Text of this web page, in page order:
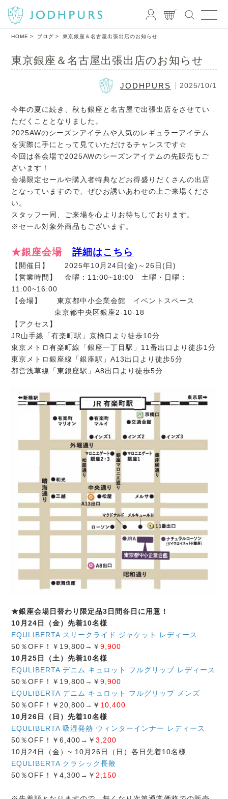
HOME ブログ 東京銀座＆名古屋出張出店のお知らせ
東京銀座＆名古屋出張出店のお知らせ
JODHPURS 2025/10/1
今年の夏に続き、秋も銀座と名古屋で出張出店をさせてい
ただくこととなりました。
2025AWのシーズンアイテムや人気のレギュラーアイテム
を実際に手にとって見ていただけるチャンスです☆
今回は各会場で2025AWのシーズンアイテムの先販売もご
ざいます！
会場限定セールや購入者特典などお得盛りだくさんの出店
となっていますので、ぜひお誘いあわせの上ご来場くださ
い。
スタッフ一同、ご来場を心よりお待ちしております。
※セール対象外商品もございます。
★銀座会場詳細はこちら
【開催日】 2025年10月24日(金)～26日(日)
【営業時間】 金曜：11:00~18:00 土曜・日曜：
11:00~16:00
【会場】 東京都中小企業会館 イベントスペース
東京都中央区銀座2-10-18
【アクセス】
JR山手線「有楽町駅」京橋口より徒歩10分
東京メトロ有楽町線「銀座一丁目駅」11番出口より徒歩1分
東京メトロ銀座線「銀座駅」A13出口より徒歩5分
都営浅草線「東銀座駅」A8出口より徒歩5分
★銀座会場日替わり限定品3日間各日に用意！
10月24日（金）先着10名様
EQULIBERTA スリークライド ジャケット レディース
50％OFF！￥19,800→￥9,900
10月25日（土）先着10名様
EQULIBERTA デニム キュロット フルグリップ レディース
50％OFF！￥19,800→￥9,900
EQULIBERTA デニム キュロット フルグリップ メンズ
50％OFF！￥20,800→￥ 10,400
10月26日（日）先着10名様
EQULIBERTA 吸湿発熱 ウィンターインナー レディース
50％OFF！￥6,400→￥3,200
10月24日（金）~ 10月26日（日）各日先着10名様
EQULIBERTA クラシック長鞭
50％OFF！￥4,300→￥ 2,150